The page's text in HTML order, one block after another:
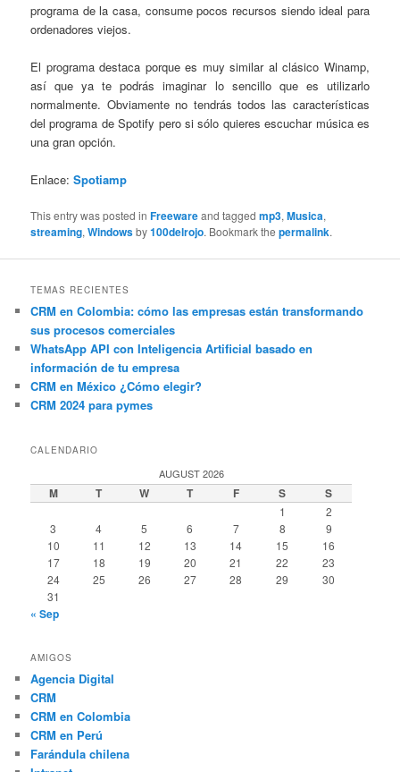
programa de la casa, consume pocos recursos siendo ideal para
ordenadores viejos.
El programa destaca porque es muy similar al clásico Winamp,
así que ya te podrás imaginar lo sencillo que es utilizarlo
normalmente. Obviamente no tendrás todos las características
del programa de Spotify pero si sólo quieres escuchar música es
una gran opción.
Enlace:Spotiamp
This entry was posted inFreewareand taggedmp3,Musica,
streaming,Windowsby100delrojo. Bookmark thepermalink.
TEMAS RECIENTES
CRM en Colombia: cómo las empresas están transformando
sus procesos comerciales
WhatsApp API con Inteligencia Artificial basado en
información de tu empresa
CRM en México ¿Cómo elegir?
CRM 2024 para pymes
CALENDARIO
AUGUST 2026
M T W T F S S
1
2
3
4 5 6 7 8
9
10
11 12 13 14 15
16
17
18 19 20 21 22
23
24
25 26 27 28 29
30
31
« Sep
AMIGOS
Agencia Digital
CRM
CRM en Colombia
CRM en Perú
Farándula chilena